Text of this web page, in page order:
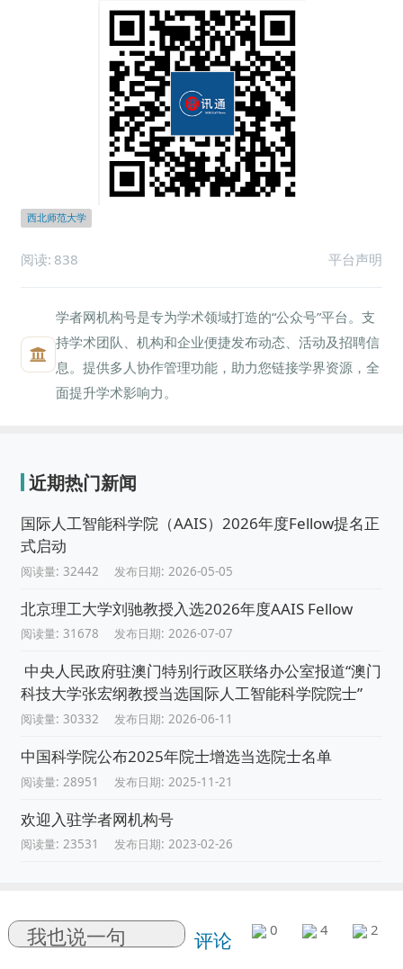
西北师范大学
阅读: 838 平台声明
学者网机构号是专为学术领域打造的“公众号”平台。支
持学术团队、机构和企业便捷发布动态、活动及招聘信
息。提供多人协作管理功能，助力您链接学界资源，全
面提升学术影响力。
近期热门新闻
国际人工智能科学院（AAIS）2026年度Fellow提名正
式启动
阅读量: 32442 发布日期: 2026-05-05
北京理工大学刘驰教授入选2026年度AAIS Fellow
阅读量: 31678 发布日期: 2026-07-07
中央人民政府驻澳门特别行政区联络办公室报道“澳门
科技大学张宏纲教授当选国际人工智能科学院院士”
阅读量: 30332 发布日期: 2026-06-11
中国科学院公布2025年院士增选当选院士名单
阅读量: 28951 发布日期: 2025-11-21
欢迎入驻学者网机构号
阅读量: 23531 发布日期: 2023-02-26
0 4 2